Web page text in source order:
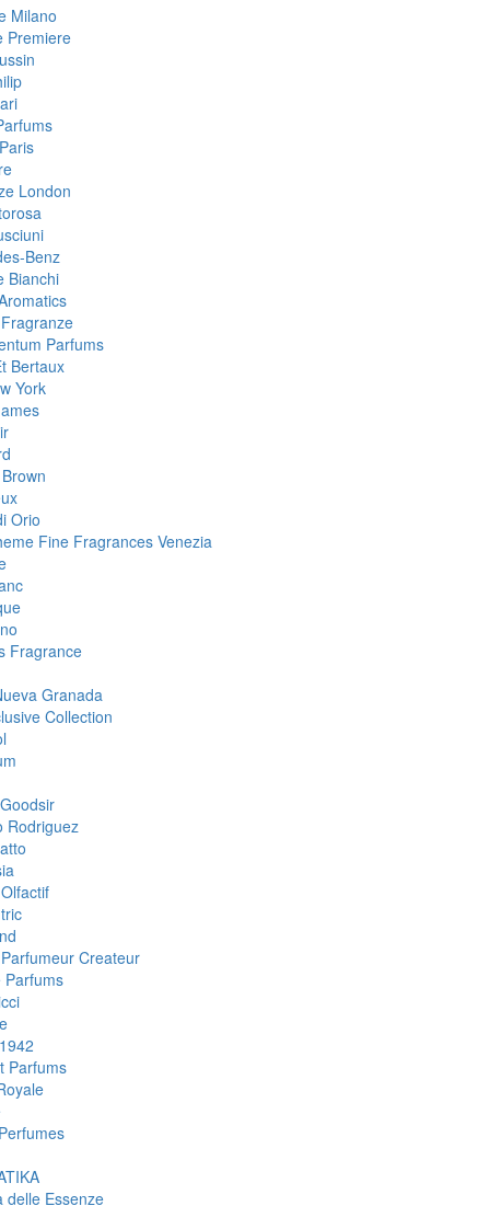
Milano
Premiere
London
Benz
Bianchi
Parfums
Bertaux
York
Orio
Fine Fragrances Venezia
Fragrance
Granada
Collection
Rodriguez
Createur
Parfums
Parfums
delle Essenze